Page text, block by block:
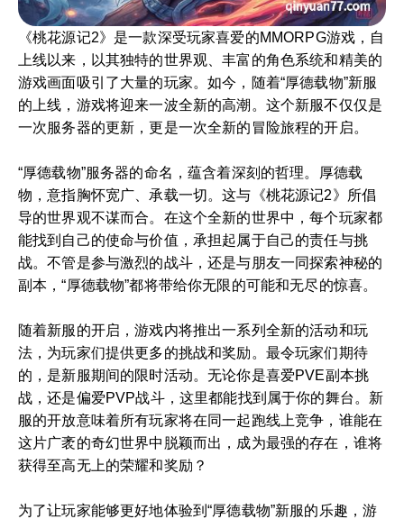
《桃花源记2》是一款深受玩家喜爱的MMORPG游戏，自
上线以来，以其独特的世界观、丰富的角色系统和精美的
游戏画面吸引了大量的玩家。如今，随着“厚德载物”新服
的上线，游戏将迎来一波全新的高潮。这个新服不仅仅是
一次服务器的更新，更是一次全新的冒险旅程的开启。
“厚德载物”服务器的命名，蕴含着深刻的哲理。厚德载
物，意指胸怀宽广、承载一切。这与《桃花源记2》所倡
导的世界观不谋而合。在这个全新的世界中，每个玩家都
能找到自己的使命与价值，承担起属于自己的责任与挑
战。不管是参与激烈的战斗，还是与朋友一同探索神秘的
副本，“厚德载物”都将带给你无限的可能和无尽的惊喜。
随着新服的开启，游戏内将推出一系列全新的活动和玩
法，为玩家们提供更多的挑战和奖励。最令玩家们期待
的，是新服期间的限时活动。无论你是喜爱PVE副本挑
战，还是偏爱PVP战斗，这里都能找到属于你的舞台。新
服的开放意味着所有玩家将在同一起跑线上竞争，谁能在
这片广袤的奇幻世界中脱颖而出，成为最强的存在，谁将
获得至高无上的荣耀和奖励？
为了让玩家能够更好地体验到“厚德载物”新服的乐趣，游